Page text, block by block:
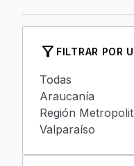
filter_alt FILTRAR POR
Todas
Araucanía
Región
Valparaíso